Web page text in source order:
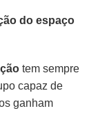
do espaço
tem sempre
capaz de
ganham